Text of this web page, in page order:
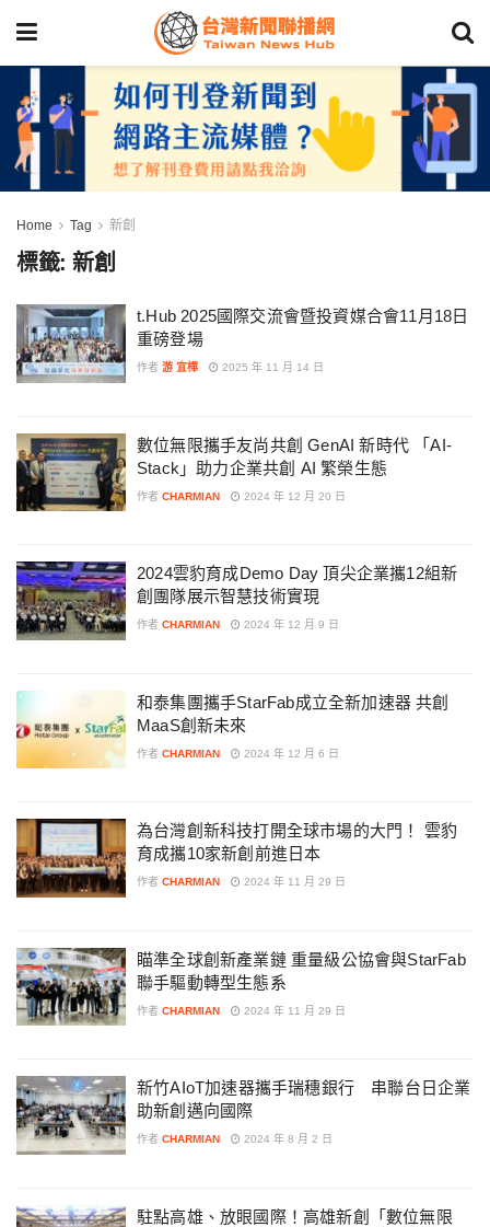
Home Tag 新創
標籤:新創
t.Hub 2025國際交流會暨投資媒合會11月18日
重磅登場
作者 游 宜樺 2025 年 11 月 14 日
數位無限攜手友尚共創 GenAI 新時代 「AI-
Stack」助力企業共創 AI 繁榮生態
作者 CHARMIAN 2024 年 12 月 20 日
2024雲豹育成Demo Day 頂尖企業攜12組新
創團隊展示智慧技術實現
作者 CHARMIAN 2024 年 12 月 9 日
和泰集團攜手StarFab成立全新加速器 共創
MaaS創新未來
作者 CHARMIAN 2024 年 12 月 6 日
為台灣創新科技打開全球市場的大門！ 雲豹
育成攜10家新創前進日本
作者 CHARMIAN 2024 年 11 月 29 日
瞄準全球創新產業鏈 重量級公協會與StarFab
聯手驅動轉型生態系
作者 CHARMIAN 2024 年 11 月 29 日
新竹AIoT加速器攜手瑞穗銀行 串聯台日企業
助新創邁向國際
作者 CHARMIAN 2024 年 8 月 2 日
駐點高雄、放眼國際！高雄新創「數位無限